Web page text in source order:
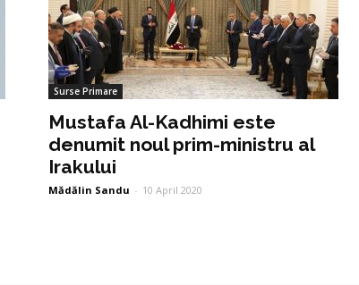
Surse Primare
Mustafa Al-Kadhimi este
denumit noul prim-ministru al
Irakului
Mădălin Sandu - 10 April 2020